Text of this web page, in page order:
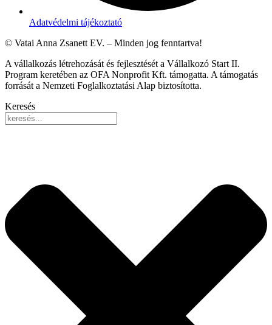
Adatvédelmi tájékoztató
© Vatai Anna Zsanett EV. – Minden jog fenntartva!
A vállalkozás létrehozását és fejlesztését a Vállalkozó Start II.
Program keretében az OFA Nonprofit Kft. támogatta. A támogatás
forrását a Nemzeti Foglalkoztatási Alap biztosította.
Keresés